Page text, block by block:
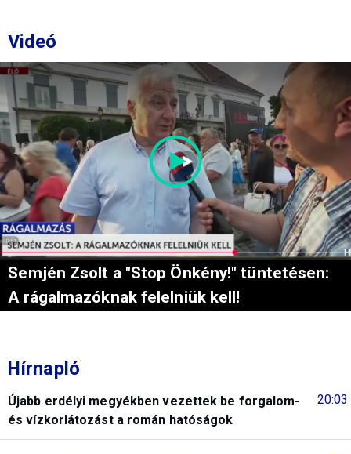
Videó
Semjén Zsolt a "Stop Önkény!" tüntetésen:
A rágalmazóknak felelniük kell!
Hírnapló
20:03
Újabb erdélyi megyékben vezettek be forgalom-
és vízkorlátozást a román hatóságok